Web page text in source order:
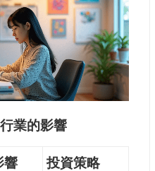
業的影響
響 投資策略